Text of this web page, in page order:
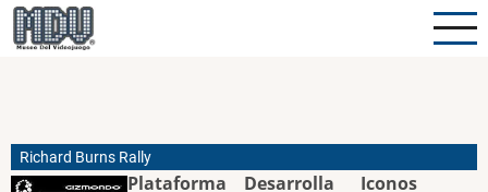
Pasar
al
Richard Burns Rally
Plataforma
Desarrolla
Iconos